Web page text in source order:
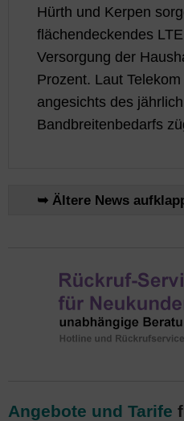
Hürth und Kerpen
flächendeckendes
Versorgung der
Prozent. Laut
angesichts des
Bandbreitenbedarfs
➥ Ältere News
Angebote und Tarife